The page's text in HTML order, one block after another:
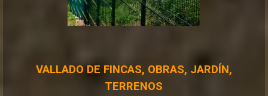
VALLADO DE FINCAS, OBRAS, JARDÍN,
TERRENOS